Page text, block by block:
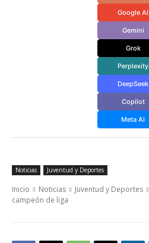
Google AI
Gemini
Grok
Perplexity
DeepSeek
Copilot
Meta AI
Noticias Juventud y Deportes
Inicio Noticias Juventud y Deportes
campeón de liga